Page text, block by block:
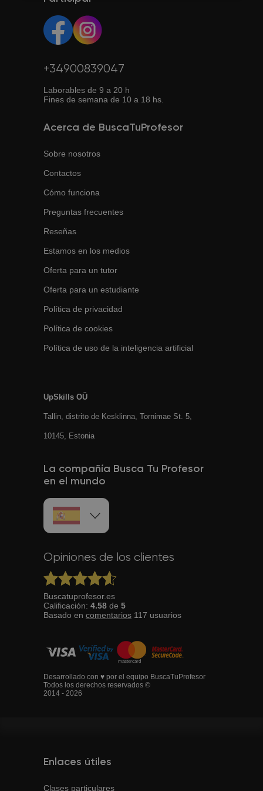
a internet.
+34900839047
Laborables de 9 a 20 h
Fines de semana de 10 a 18 hs.
Acerca de BuscaTuProfesor
Sobre nosotros
Contactos
Cómo funciona
Preguntas frecuentes
Reseñas
Estamos en los medios
Oferta para un tutor
Oferta para un estudiante
Política de privacidad
Política de cookies
Política de uso de la inteligencia artificial
UpSkills OÜ
Tallin, distrito de Kesklinna, Tornimаe St. 5,
10145, Estonia
La compañía Busca Tu Profesor
en el mundo
Opiniones de los clientes
Buscatuprofesor.es
Calificación: 4.58 de 5
Basado en comentarios 117 usuarios
Desarrollado con ♥ por el equipo BuscaTuProfesor
Todos los derechos reservados ©
2014 - 2026
Enlaces útiles
Clases particulares